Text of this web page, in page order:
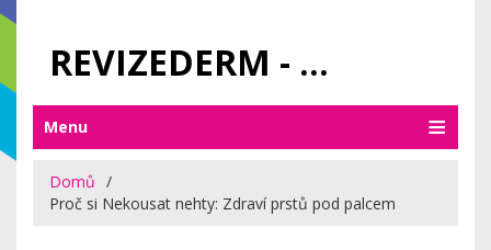
REVIZEDERM - PÉČE O KŮŽI A KOSMETIKA
Menu
Domů
Proč si Nekousat nehty: Zdraví prstů pod palcem